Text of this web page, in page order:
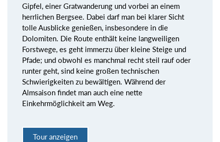
Gipfel, einer Gratwanderung und vorbei an einem
herrlichen Bergsee. Dabei darf man bei klarer Sicht
tolle Ausblicke genießen, insbesondere in die
Dolomiten. Die Route enthält keine langweiligen
Forstwege, es geht immerzu über kleine Steige und
Pfade; und obwohl es manchmal recht steil rauf oder
runter geht, sind keine großen technischen
Schwierigkeiten zu bewältigen. Während der
Almsaison findet man auch eine nette
Einkehrmöglichkeit am Weg.
Tour anzeigen